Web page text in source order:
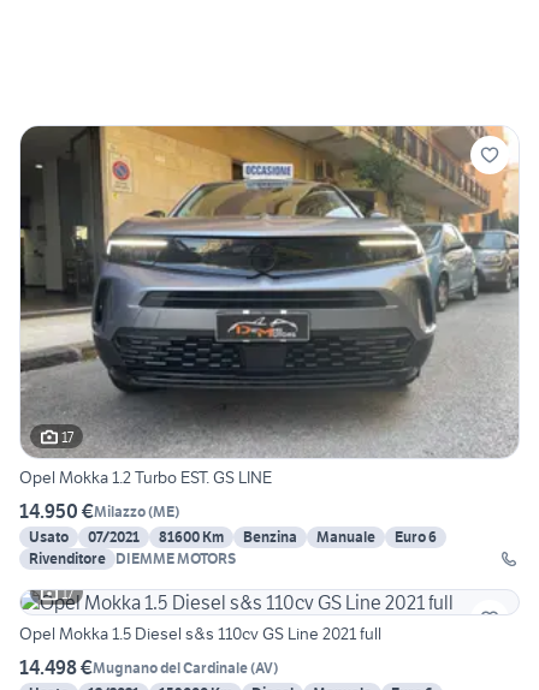
17
Opel Mokka 1.2 Turbo EST. GS LINE
14.950 €Milazzo(ME)
Usato
07/2021 81600 Km Benzina Manuale
Euro 6
Rivenditore DIEMME MOTORS
17
Opel Mokka 1.5 Diesel s&s 110cv GS Line 2021 full
14.498 €Mugnano del Cardinale(AV)